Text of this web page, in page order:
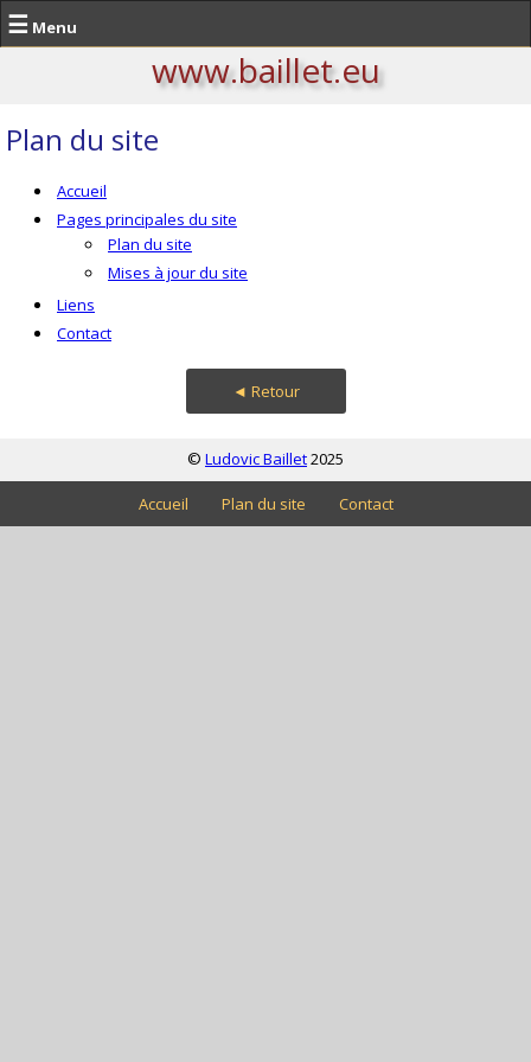
☰ Menu
www.baillet.eu
Plan du site
Accueil
Pages principales du site
Plan du site
Mises à jour du site
Liens
Contact
◄ Retour
© Ludovic Baillet2025
Accueil Plan du site Contact